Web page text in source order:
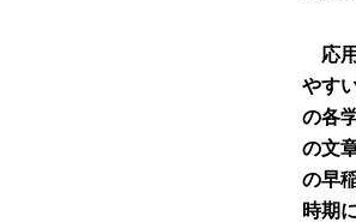
応用
やす
の各
の文
の早
時期